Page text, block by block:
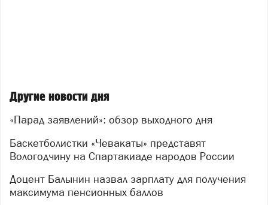
Другие новости дня
«Парад заявлений»: обзор выходного дня
Баскетболистки «Чевакаты» представят
Вологодчину на Спартакиаде народов России
Доцент Балынин назвал зарплату для получения
максимума пенсионных баллов